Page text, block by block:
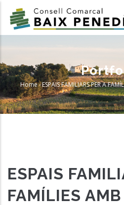
main
Breadcrumb
Home-ESPAIS FAMILIARS PER A
ESPAIS
FAMÍLIES